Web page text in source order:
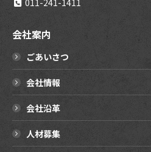
会社案内
ごあいさつ
会社情報
会社沿革
人材募集